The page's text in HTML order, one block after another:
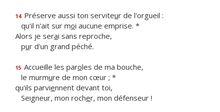
14 Préserve aussi ton serviteur de l'orgueil :
qu'il n'ait sur moi aucune emprise. *
Alors je serai sans reproche,
pur d'un grand péché.
15 Accueille les paroles de ma bouche,
le murmure de mon cœur ; *
qu'ils parviennent devant toi,
Seigneur, mon rocher, mon défenseur !